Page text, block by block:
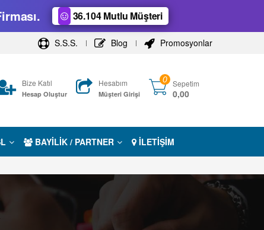
36.104 Mutlu Müşteri
S.S.S. Blog Promosyonlar
Bize Katıl
Hesap Oluştur
Hesabım
Müşteri Girişi
0 Sepetim
0,00
BAYİLİK / PARTNER İLETİŞİM